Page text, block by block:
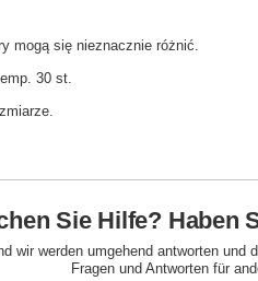
mogą się nieznacznie różnić.
30 st.
Sie Hilfe? Haben
wir werden umgehend antworten und
Fragen und Antworten für